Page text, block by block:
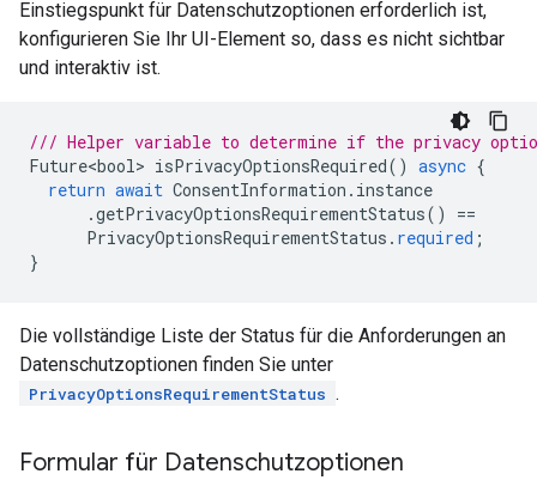
Einstiegspunkt für Datenschutzoptionen erforderlich ist,
konfigurieren Sie Ihr UI-Element so, dass es nicht sichtbar
und interaktiv ist.
/// Helper variable to determine if the privacy
Future<bool> isPrivacyOptionsRequired() async {
return await ConsentInformation . instance
.getPrivacyOptionsRequirementStatus()
==
PrivacyOptionsRequirementStatus . required ;
}
Die vollständige Liste der Status für die Anforderungen an
Datenschutzoptionen finden Sie unter
PrivacyOptionsRequirementStatus .
Formular für Datenschutzoptionen